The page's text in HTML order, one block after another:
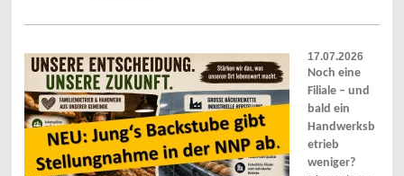
17.07.2026
Noch eine
Filiale – und
bald ein
Handwerksb
etrieb
weniger?